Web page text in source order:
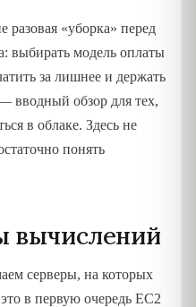
«уборка» перед
выбирать модель оплаты
за лишнее и держать
вводный обзор для тех,
в облаке. Здесь не
понять
вычислений
серверы, на которых
в первую очередь EC2